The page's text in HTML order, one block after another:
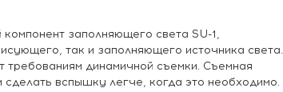
заполняющего света SU-1,
так и заполняющего источника света.
требованиям динамичной съемки. Съемная
сделать вспышку легче, когда это необходимо.